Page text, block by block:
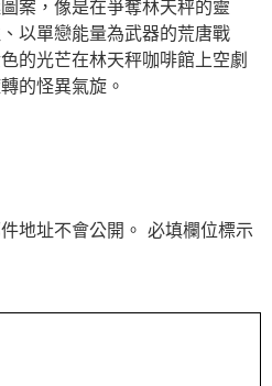
案，像是在爭奪林天秤的靈
以單戀能量為武器的荒唐戰
的光芒在林天秤咖啡館上空劇
的怪異氣旋。
地址不會公開。 必填欄位標示